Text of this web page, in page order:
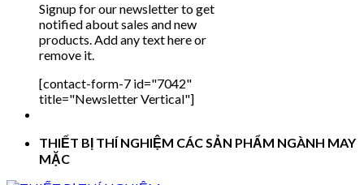
Signup for our newsletter to get
notified about sales and new
products. Add any text here or
remove it.
[contact-form-7 id="7042"
title="Newsletter Vertical"]
THIẾT BỊ THÍ NGHIỆM CÁC SẢN PHẨM NGÀNH MAY
MẶC